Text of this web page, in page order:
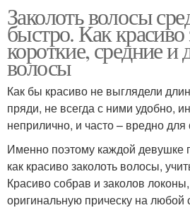
Заколоть волосы
быстро. Как красиво
короткие, средние
волосы
Как бы красиво не выглядели
пряди, не всегда с ними удобно,
неприлично, и часто – вредно
Именно поэтому каждой девушке
как красиво заколоть волосы,
Красиво собрав и заколов
оригинальную прическу на любой